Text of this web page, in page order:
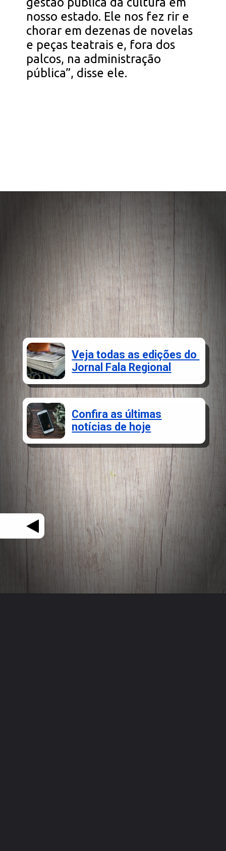
nosso estado. Ele nos fez rir e
chorar em dezenas de novelas
e peças teatrais e, fora dos
palcos, na administração
pública”, disse ele.
Veja todas as edições do
Jornal Fala Regional
Confira as últimas
notícias de hoje